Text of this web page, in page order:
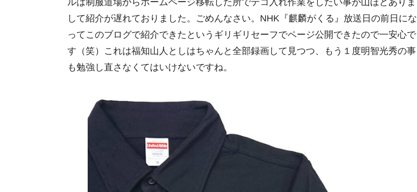
して紹介が遅れておりました。ごめんなさい。NHK『麒麟がくる』放送日の前日にな
ってこのブログで紹介できたというギリギリセーフでページ公開できたので一安心で
す（笑）これは福知山人としはちゃんと全部録画して見つつ、もう１度明智光秀の事
も勉強し直さなくてはいけないですね。